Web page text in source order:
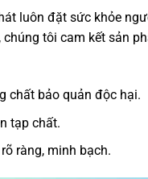
luôn đặt sức khỏe
chúng tôi cam kết sản
chất bảo quản độc hại.
tạp chất.
ràng, minh bạch.